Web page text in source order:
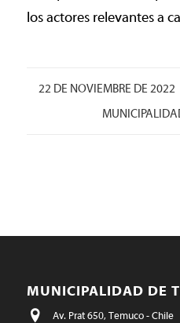
los actores relevantes a
22 DE NOVIEMBRE DE 2022
/
MUNICIPALIDAD DE
Av. Prat 650, Temuco - Chile